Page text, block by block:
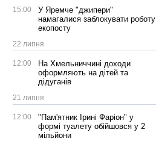
15:00
У Яремче "джипери"
намагалися заблокувати роботу
екопосту
22 липня
12:00
На Хмельниччині доходи
оформляють на дітей та
дідуганів
21 липня
12:00
"Пам'ятник Ірині Фаріон" у
формі туалету обійшовся у 2
мільйони